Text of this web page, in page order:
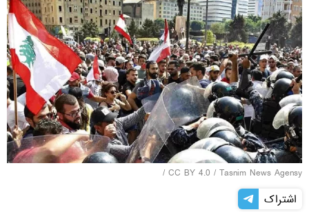
CC BY 4.0 / Tasnim News Agensy
/
اشتراک